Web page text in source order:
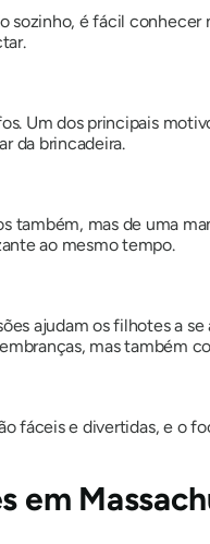
é fácil conhecer
Um dos principais
da brincadeira.
também, mas de uma
ao mesmo tempo.
ajudam os filhotes a
mas também
fáceis e divertidas, e o
em